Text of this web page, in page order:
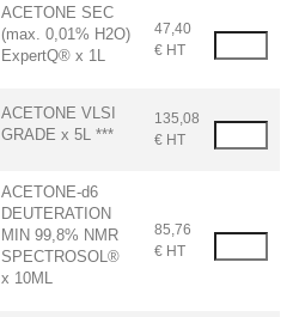
ACETONE SEC
(max. 0,01% H2O)
ExpertQ® x 1L
47,40
€ HT
ACETONE VLSI
GRADE x 5L ***
135,08
€ HT
ACETONE-d6
DEUTERATION
MIN 99,8% NMR
SPECTROSOL®
x 10ML
85,76
€ HT